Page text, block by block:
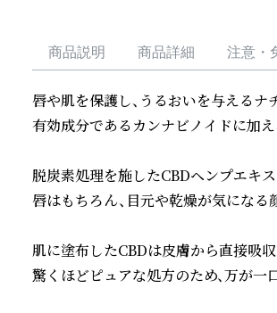
商品説明 商品詳細 注意・
唇や肌を保護し、うるおいを与えるナ
有効成分であるカンナビノイドに加え
脱炭素処理を施したCBDヘンプエキ
唇はもちろん、目元や乾燥が気になる
肌に塗布したCBDは皮膚から直接吸収
驚くほどピュアな処方のため、万が一